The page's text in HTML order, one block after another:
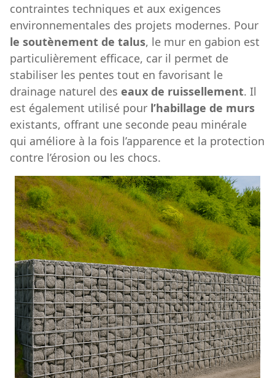
contraintes techniques et aux exigences
environnementales des projets modernes. Pour
le soutènement de talus, le mur en gabion est
particulièrement efficace, car il permet de
stabiliser les pentes tout en favorisant le
drainage naturel des eaux de ruissellement. Il
est également utilisé pour l’habillage de murs
existants, offrant une seconde peau minérale
qui améliore à la fois l’apparence et la protection
contre l’érosion ou les chocs.